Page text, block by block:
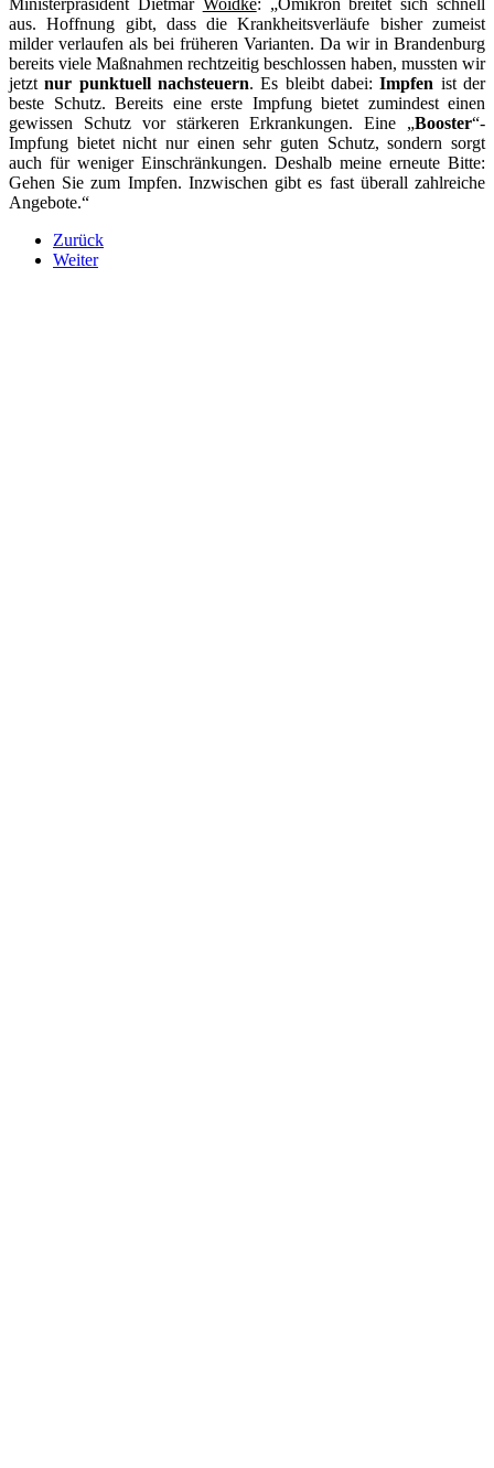
Ministerpräsident Dietmar Woidke: „Omikron breitet sich schnell
aus. Hoffnung gibt, dass die Krankheitsverläufe bisher zumeist
milder verlaufen als bei früheren Varianten. Da wir in Brandenburg
bereits viele Maßnahmen rechtzeitig beschlossen haben, mussten wir
jetztnur punktuell nachsteuern. Es bleibt dabei:Impfen ist der
beste Schutz. Bereits eine erste Impfung bietet zumindest einen
gewissen Schutz vor stärkeren Erkrankungen. Eine „Booster“-
Impfung bietet nicht nur einen sehr guten Schutz, sondern sorgt
auch für weniger Einschränkungen. Deshalb meine erneute Bitte:
Gehen Sie zum Impfen. Inzwischen gibt es fast überall zahlreiche
Angebote.“
Zurück
Weiter